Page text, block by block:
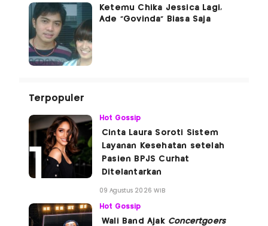
Ketemu Chika Jessica Lagi,
Ade "Govinda" Biasa Saja
Terpopuler
Hot Gossip
Cinta Laura Soroti Sistem
Layanan Kesehatan setelah
Pasien BPJS Curhat
Ditelantarkan
09 Agustus 2026 WIB
Hot Gossip
Wali Band Ajak Concertgoers